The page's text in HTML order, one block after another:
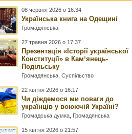
08 червня 2026 о 16:34
Українська книга на Одещині
Громадянська
27 травня 2026 о 17:37
Презентація «Історії української
Конституції» в Камʼянець-
Подільську
Громадянська ,Суспільство
22 квітня 2026 о 16:17
Чи діждемося ми поваги до
українців у воюючій Україні?
Громадська думка Громадянська
15 квітня 2026 о 21:57